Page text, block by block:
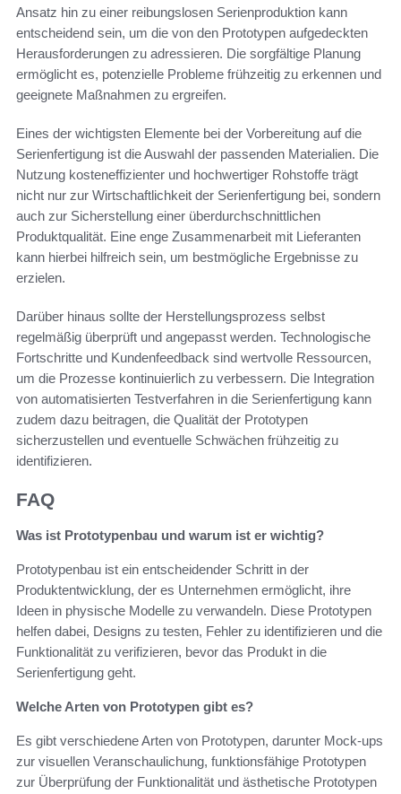
Ansatz hin zu einer reibungslosen Serienproduktion kann
entscheidend sein, um die von den Prototypen aufgedeckten
Herausforderungen zu adressieren. Die sorgfältige Planung
ermöglicht es, potenzielle Probleme frühzeitig zu erkennen und
geeignete Maßnahmen zu ergreifen.
Eines der wichtigsten Elemente bei der Vorbereitung auf die
Serienfertigung ist die Auswahl der passenden Materialien. Die
Nutzung kosteneffizienter und hochwertiger Rohstoffe trägt
nicht nur zur Wirtschaftlichkeit der Serienfertigung bei, sondern
auch zur Sicherstellung einer überdurchschnittlichen
Produktqualität. Eine enge Zusammenarbeit mit Lieferanten
kann hierbei hilfreich sein, um bestmögliche Ergebnisse zu
erzielen.
Darüber hinaus sollte der Herstellungsprozess selbst
regelmäßig überprüft und angepasst werden. Technologische
Fortschritte und Kundenfeedback sind wertvolle Ressourcen,
um die Prozesse kontinuierlich zu verbessern. Die Integration
von automatisierten Testverfahren in die Serienfertigung kann
zudem dazu beitragen, die Qualität der Prototypen
sicherzustellen und eventuelle Schwächen frühzeitig zu
identifizieren.
FAQ
Was ist Prototypenbau und warum ist er wichtig?
Prototypenbau ist ein entscheidender Schritt in der
Produktentwicklung, der es Unternehmen ermöglicht, ihre
Ideen in physische Modelle zu verwandeln. Diese Prototypen
helfen dabei, Designs zu testen, Fehler zu identifizieren und die
Funktionalität zu verifizieren, bevor das Produkt in die
Serienfertigung geht.
Welche Arten von Prototypen gibt es?
Es gibt verschiedene Arten von Prototypen, darunter Mock-ups
zur visuellen Veranschaulichung, funktionsfähige Prototypen
zur Überprüfung der Funktionalität und ästhetische Prototypen